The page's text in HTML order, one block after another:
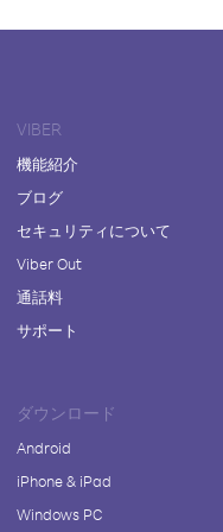
VIBER
機能紹介
ブログ
セキュリティについて
Viber Out
通話料
サポート
ダウンロード
Android
iPhone & iPad
Windows PC